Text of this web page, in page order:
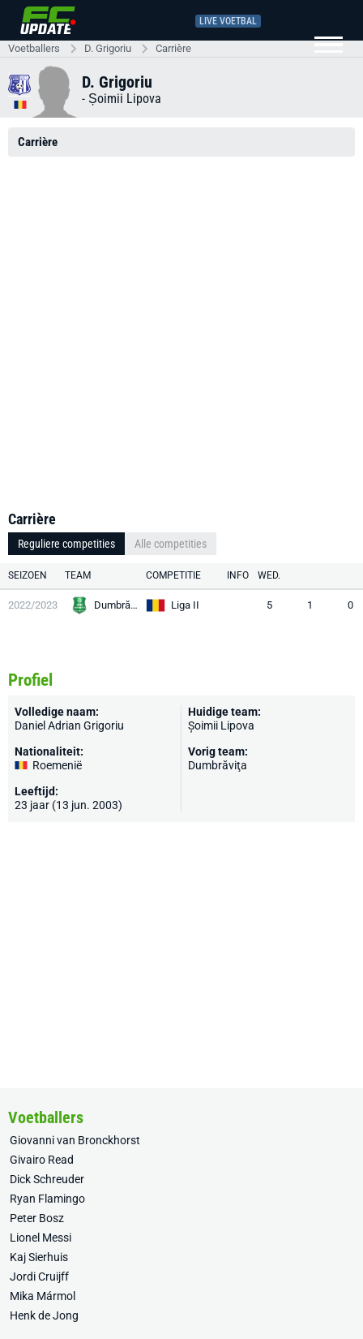
LIVE VOETBAL
Voetballers D. Grigoriu Carrière
D. Grigoriu
- Șoimii Lipova
Carrière
Carrière
Reguliere competities Alle competities
SEIZOEN TEAM COMPETITIE INFO WED.
2022/2023 Dumbrăviţa Liga II 5 1 0
Profiel
Volledige naam:
Daniel Adrian Grigoriu
Nationaliteit:
Roemenië
Leeftijd:
23 jaar (13 jun. 2003)
Huidige team:
Șoimii Lipova
Vorig team:
Dumbrăviţa
Voetballers
Giovanni van Bronckhorst
Givairo Read
Dick Schreuder
Ryan Flamingo
Peter Bosz
Lionel Messi
Kaj Sierhuis
Jordi Cruijff
Mika Mármol
Henk de Jong